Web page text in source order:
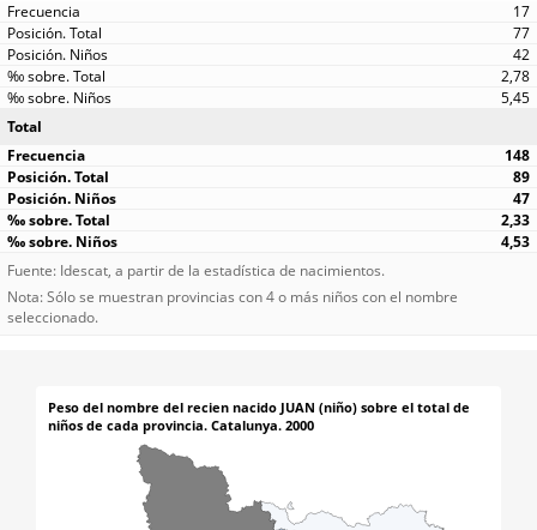
17
77
42
2,78
5,45
Total
148
89
47
2,33
4,53
Fuente: Idescat, a partir de la estadística de nacimientos.
Nota: Sólo se muestran provincias con 4 o más niños con el nombre
seleccionado.